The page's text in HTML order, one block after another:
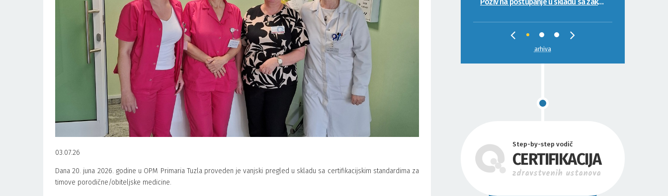
03.07.26
Dana 20. juna 2026. godine u OPM Primaria Tuzla proveden je vanjski pregled u skladu sa certifikacijskim standardima za
timove porodične/obiteljske medicine.
arhiva
Step-by-step vodič
CERTIFIKACIJA
zdravstvenih ustanova